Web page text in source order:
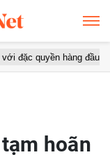
hàng đầu Việt Nam
hoãn